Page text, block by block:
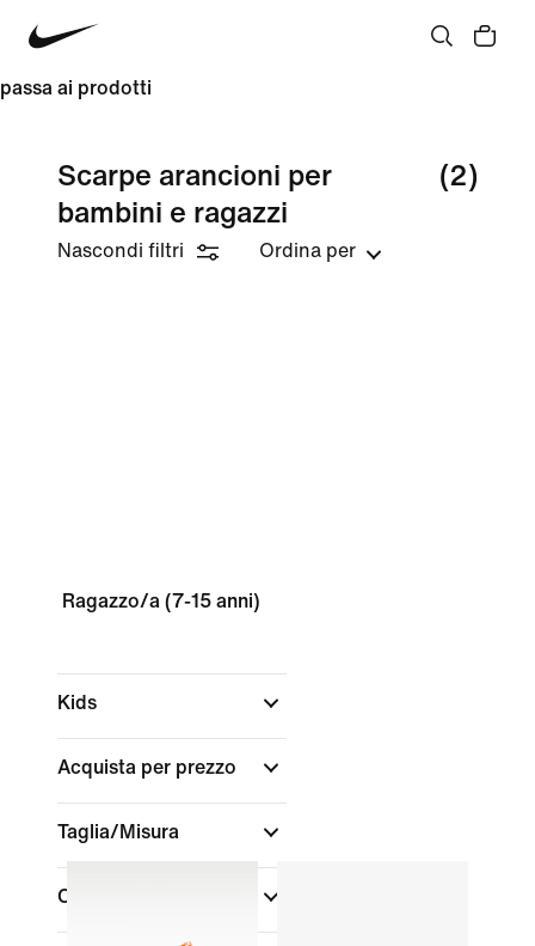
passa ai prodotti
Scarpe arancioni per
bambini e ragazzi
(2)
Nascondi filtri Ordina per
Ragazzo/a (7-15 anni)
Kids
Acquista per prezzo
Taglia/Misura
Colore